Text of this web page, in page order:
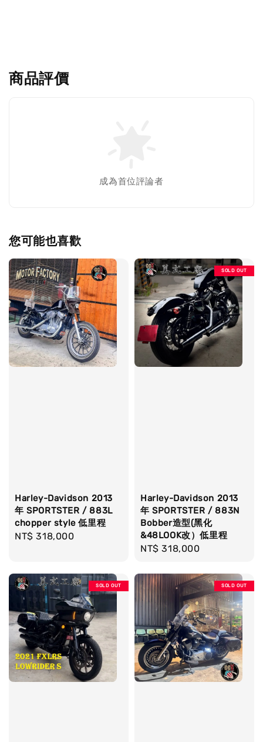
商品評價
成為首位評論者
您可能也喜歡
Harley-Davidson 2013
年 SPORTSTER / 883L
chopper style 低里程
Regular
NT$ 318,000
SOLD OUT
Harley-Davidson 2013
年 SPORTSTER / 883N
Bobber造型(黑化
&48LOOK改）低里程
Regular
NT$ 318,000
SOLD OUT SOLD OUT